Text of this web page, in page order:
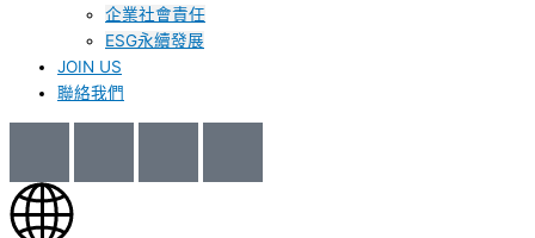
企業社會責任
ESG永續發展
JOIN US
聯絡我們